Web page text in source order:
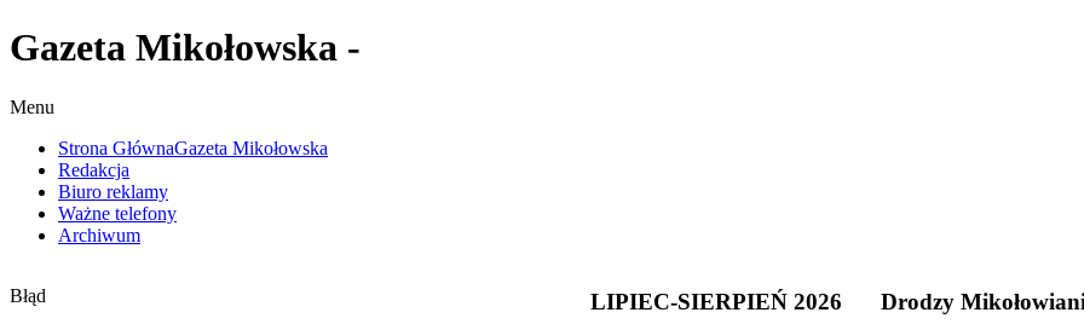
Gazeta Mikołowska -
Menu
Strona GłównaGazeta Mikołowska
Redakcja
Biuro reklamy
Ważne telefony
Archiwum
Błąd
LIPIEC-SIERPIEŃ 2026 Drodzy